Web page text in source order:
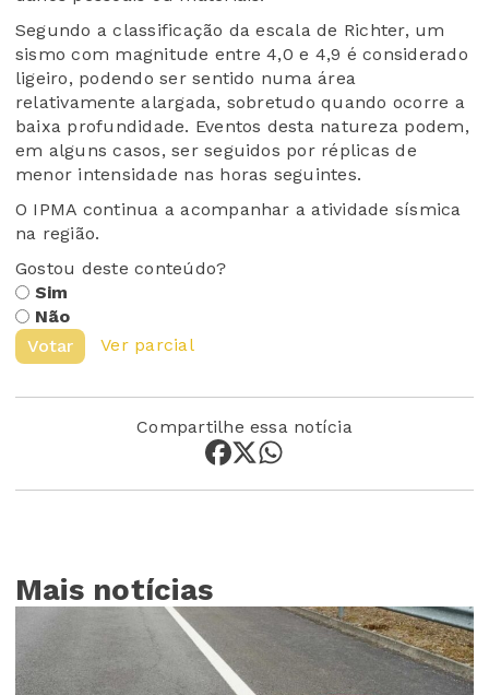
Segundo a classificação da escala de Richter, um
sismo com magnitude entre 4,0 e 4,9 é considerado
ligeiro, podendo ser sentido numa área
relativamente alargada, sobretudo quando ocorre a
baixa profundidade. Eventos desta natureza podem,
em alguns casos, ser seguidos por réplicas de
menor intensidade nas horas seguintes.
O IPMA continua a acompanhar a atividade sísmica
na região.
Gostou deste conteúdo?
Sim
Não
Votar
Ver parcial
Compartilhe essa notícia
Mais notícias